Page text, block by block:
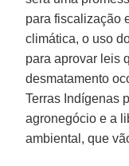
para fiscalização
climática, o uso
para aprovar leis
desmatamento
Terras Indígenas
agronegócio e a
ambiental, que